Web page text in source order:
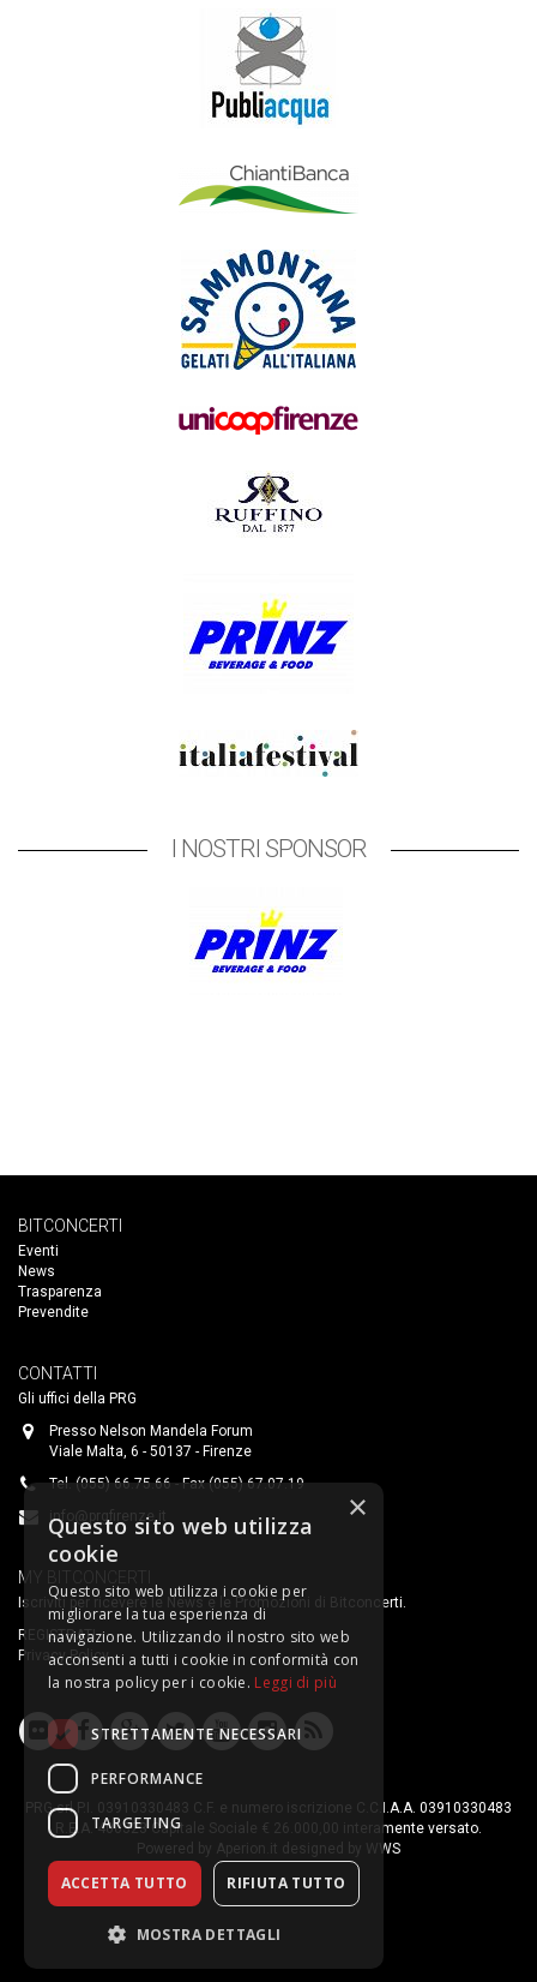
I NOSTRI SPONSOR
BITCONCERTI
Eventi
News
Trasparenza
Prevendite
CONTATTI
Gli uffici della PRG
Presso Nelson Mandela Forum
Viale Malta, 6 - 50137 - Firenze
Tel. (055) 66.75.66 - Fax (055) 67.07.19
info@prgfirenze.it
MY BITCONCERTI
Iscriviti per ricevere le News e le Promozioni di Bitconcerti.
REGISTRATI
Privacy Policy
PRG srl P.I. 03910330483 C.F. e numero iscrizione C.C.I.A.A. 03910330483
R.E.A. 400323 Capitale Sociale € 26.000,00 interamente versato.
Powered by Aperion.it designed by WWS
×
Questo sito web utilizza
cookie
Questo sito web utilizza i cookie per
migliorare la tua esperienza di
navigazione. Utilizzando il nostro sito web
acconsenti a tutti i cookie in conformità con
la nostra policy per i cookie. Leggi di più
STRETTAMENTE NECESSARI
PERFORMANCE
TARGETING
ACCETTA TUTTO RIFIUTA TUTTO
MOSTRA DETTAGLI